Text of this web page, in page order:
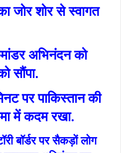
जोर शोर से स्‍वागत
अभिनंदन को
सौंपा.
पर पाकिस्तान की
में कदम रखा.
बॉर्डर पर सैकड़ों लोग